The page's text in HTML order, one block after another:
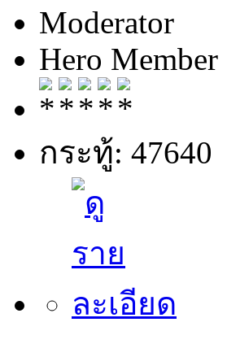
Moderator
Hero Member
กระทู้: 47640